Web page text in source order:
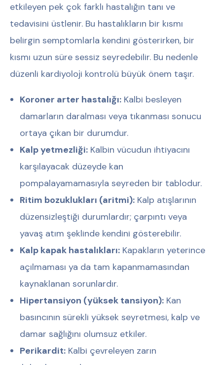
etkileyen pek çok farklı hastalığın tanı ve
tedavisini üstlenir. Bu hastalıkların bir kısmı
belirgin semptomlarla kendini gösterirken, bir
kısmı uzun süre sessiz seyredebilir. Bu nedenle
düzenli kardiyoloji kontrolü büyük önem taşır.
Koroner arter hastalığı: Kalbi besleyen
damarların daralması veya tıkanması sonucu
ortaya çıkan bir durumdur.
Kalp yetmezliği: Kalbin vücudun ihtiyacını
karşılayacak düzeyde kan
pompalayamamasıyla seyreden bir tablodur.
Ritim bozuklukları (aritmi): Kalp atışlarının
düzensizleştiği durumlardır; çarpıntı veya
yavaş atım şeklinde kendini gösterebilir.
Kalp kapak hastalıkları: Kapakların yeterince
açılmaması ya da tam kapanmamasından
kaynaklanan sorunlardır.
Hipertansiyon (yüksek tansiyon): Kan
basıncının sürekli yüksek seyretmesi, kalp ve
damar sağlığını olumsuz etkiler.
Perikardit: Kalbi çevreleyen zarın